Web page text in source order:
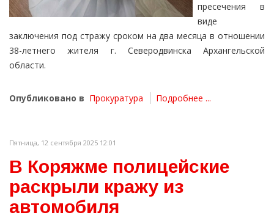
пресечения в
виде
заключения под стражу сроком на два месяца в отношении
38-летнего жителя г. Северодвинска Архангельской
области.
Опубликовано в Прокуратура Подробнее ...
Пятница, 12 сентября 2025 12:01
В Коряжме полицейские
раскрыли кражу из
автомобиля